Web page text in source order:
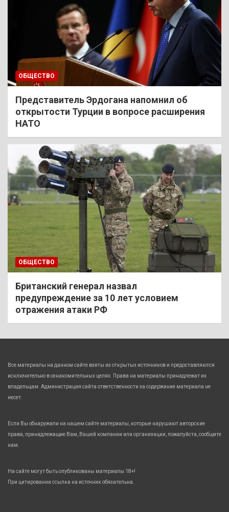
ОБЩЕСТВО
Представитель Эрдогана напомнил об
открытости Турции в вопросе расширения
НАТО
ОБЩЕСТВО
Британский генерал назвал
предупреждение за 10 лет условием
отражения атаки РФ
Все материалы на данном сайте взяты из открытых источников и предоставляются
исключительно в ознакомительных целях. Права на материалы принадлежат их
владельцам. Администрация сайта ответственности за содержание материала не
несет.
Если Вы обнаружили на нашем сайте материалы, которые нарушают авторские
права, принадлежащие Вам, Вашей компании или организации, пожалуйста, сообщите
нам.
На сайте могут быть опубликованы материалы 18+!
При цитировании ссылка на источник обязательна.